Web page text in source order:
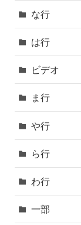
な行
は行
ビデオ
ま行
や行
ら行
わ行
一部